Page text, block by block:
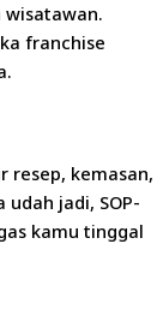
wisatawan.
franchise
resep, kemasan,
jadi, SOP-
kamu tinggal